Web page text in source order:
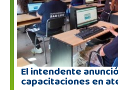
El intendente
capacitaciones en